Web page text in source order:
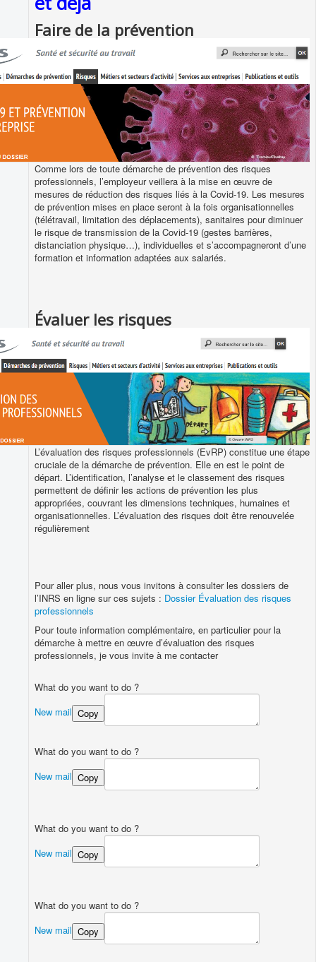
Faire de la prévention
Comme lors de toute démarche de prévention des risques
professionnels, l’employeur veillera à la mise en œuvre de
mesures de réduction des risques liés à la Covid-19. Les mesures
de prévention mises en place seront à la fois organisationnelles
(télétravail, limitation des déplacements), sanitaires pour diminuer
le risque de transmission de la Covid-19 (gestes barrières,
distanciation physique…), individuelles et s’accompagneront d’une
formation et information adaptées aux salariés.
Évaluer les risques
L’évaluation des risques professionnels (EvRP) constitue une étape
cruciale de la démarche de prévention. Elle en est le point de
départ. L’identification, l’analyse et le classement des risques
permettent de définir les actions de prévention les plus
appropriées, couvrant les dimensions techniques, humaines et
organisationnelles. L’évaluation des risques doit être renouvelée
régulièrement
Pour aller plus, nous vous invitons à consulter les dossiers de
l’INRS en ligne sur ces sujets : Dossier Évaluation des risques
professionnels
Pour toute information complémentaire, en particulier pour la
démarche à mettre en œuvre d’évaluation des risques
professionnels, je vous invite à me contacter
What do you want to do ?
New mail Copy
What do you want to do ?
New mail Copy
What do you want to do ?
New mail Copy
What do you want to do ?
New mail Copy